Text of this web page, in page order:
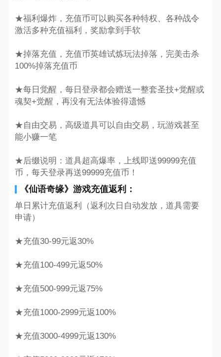
★福利爆炸，充值币可以购买各种特权、各种战令
激活多种充值福利，奖励拿到手软
★掉落充值，充值币英雄试炼玩法掉落，完美击杀
100%掉落充值币
★每日觉醒，每日登录都会赠送一整套圣技+觉醒或
魂契+觉醒，再没有无法体验得遗憾
★自由交易，高级道具可以自由交易，玩游戏甚至
能小赚一笔
★后缀说明：道具超高爆率，上线即送99999充值
币，每天登录再送99999充值币！
《仙语奇缘》游戏充值返利：
单日累计充值返利（返利次日自动发放，道具需要
申请）
★充值30-99元返30%
★充值100-499元返50%
★充值500-999元返75%
★充值1000-2999元返100%
★充值3000-4999元返130%